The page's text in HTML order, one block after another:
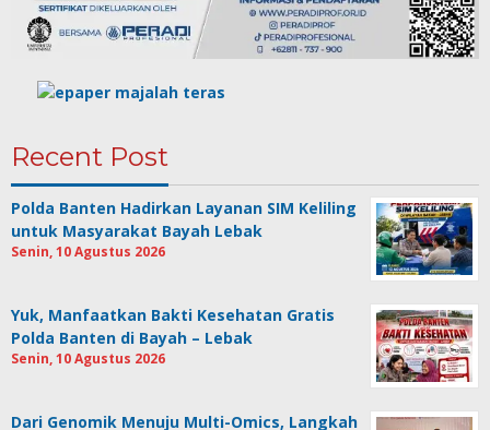
Recent Post
Polda Banten Hadirkan Layanan SIM Keliling
untuk Masyarakat Bayah Lebak
Senin, 10 Agustus 2026
Yuk, Manfaatkan Bakti Kesehatan Gratis
Polda Banten di Bayah – Lebak
Senin, 10 Agustus 2026
Dari Genomik Menuju Multi-Omics, Langkah